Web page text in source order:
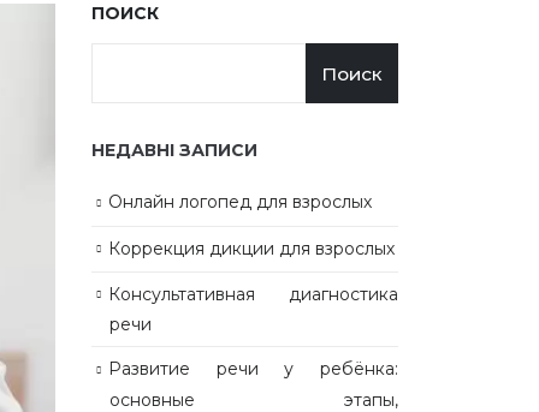
ПОИСК
Поиск
НЕДАВНІ ЗАПИСИ
Онлайн логопед для взрослых
Коррекция дикции для взрослых
Консультативная диагностика
речи
Развитие речи у ребёнка:
основные этапы,